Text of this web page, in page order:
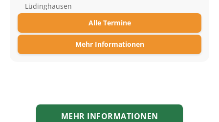
Lüdinghausen
Alle Termine
Mehr Informationen
MEHR INFORMATIONEN